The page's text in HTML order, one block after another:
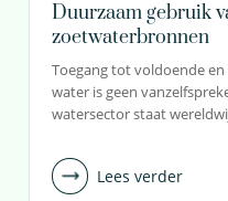
Duurzaam gebruik
zoetwaterbronnen
Toegang tot voldoende
water is geen
watersector staat
Lees verder